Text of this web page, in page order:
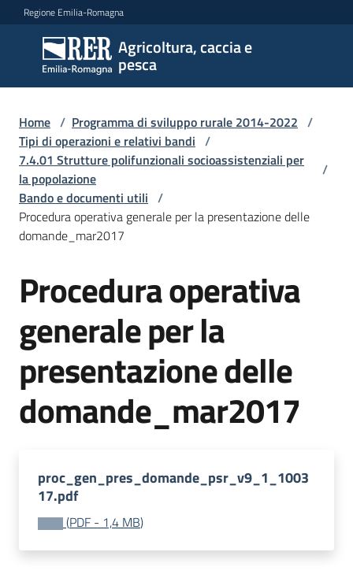
Vai al contenuto
Vai alla navigazione
Vai al footer
Regione Emilia-Romagna
Agricoltura, caccia e
pesca
Agricoltura,
caccia e
pesca
Argomenti
Novità
Servizi
Leggi
atti
bandi
Piani
programmi
Agricoltura
Home / Programma di sviluppo rurale 2014-2022 /
Tipi di operazioni e relativi bandi /
7.4.01 Strutture polifunzionali socioassistenziali per
la popolazione
/
Bando e documenti utili /
Procedura operativa generale per la presentazione delle
domande_mar2017
Procedura operativa
generale per la
presentazione delle
domande_mar2017
proc_gen_pres_domande_psr_v9_1_1003
17.pdf
(PDF - 1,4 MB)